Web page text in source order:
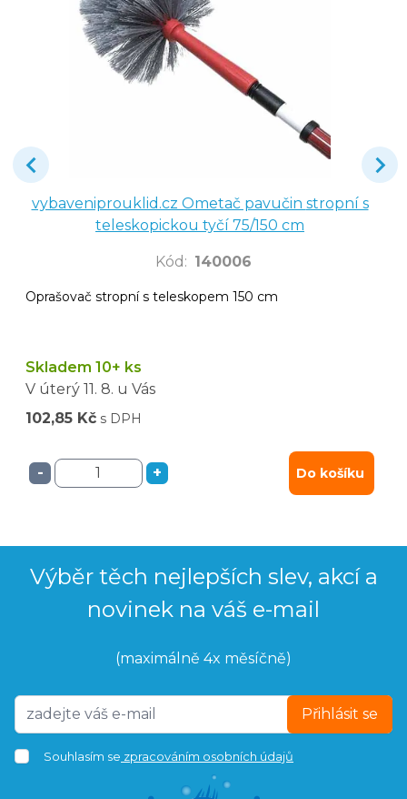
vybaveniprouklid.cz Ometač pavučin stropní s
teleskopickou tyčí 75/150 cm
Kód : 140006
Oprašovač stropní s teleskopem 150 cm
Skladem 10+ ks
V úterý 11. 8. u Vás
102,85 Kč s DPH
- + Do košíku
Výběr těch nejlepších slev, akcí a
novinek na váš e-mail
(maximálně 4x měsíčně)
Přihlásit se
Souhlasím se zpracováním osobních údajů